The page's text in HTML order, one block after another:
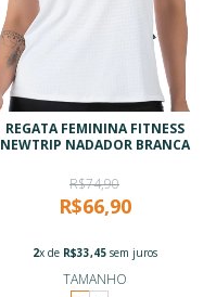
REGATA FEMININA FITNESS
NEWTRIP NADADOR BRANCA
R$74,90
R$66,90
2x de R$33,45sem juros
TAMANHO